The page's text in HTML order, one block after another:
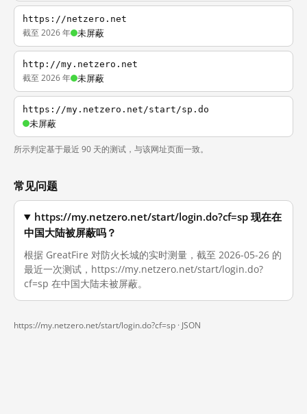
https://netzero.net
截至 2026 年 未屏蔽
http://my.netzero.net
截至 2026 年 未屏蔽
https://my.netzero.net/start/sp.do
未屏蔽
所示判定基于最近 90 天的测试，与该网址页面一致。
常见问题
https://my.netzero.net/start/login.do?cf=sp 现在在
中国大陆被屏蔽吗？
根据 GreatFire 对防火长城的实时测量，截至 2026-05-26 的
最近一次测试，https://my.netzero.net/start/login.do?
cf=sp 在中国大陆未被屏蔽。
https://my.netzero.net/start/login.do?cf=sp · JSON